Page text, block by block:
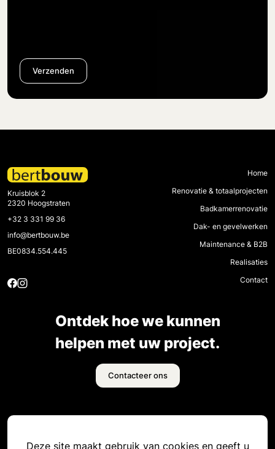
Verzenden
Kruisblok 2
2320 Hoogstraten
+32 3 331 99 36
info@bertbouw.be
BE0834.554.445
Home
Renovatie & totaalprojecten
Badkamerrenovatie
Dak- en gevelwerken
Maintenance & B2B
Realisaties
Contact
Ontdek hoe we kunnen
helpen met uw project.
Contacteer ons
Deze site maakt gebruik van cookies en geeft u